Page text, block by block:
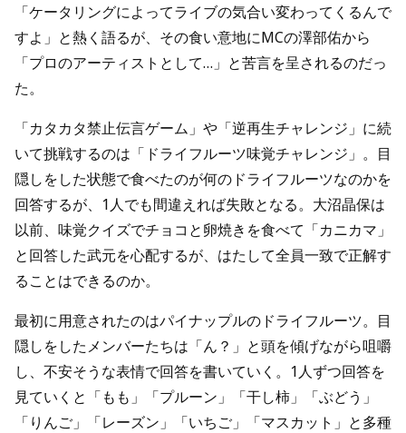
「ケータリングによってライブの気合い変わってくるんで
すよ」と熱く語るが、その食い意地にMCの澤部佑から
「プロのアーティストとして…」と苦言を呈されるのだっ
た。
「カタカタ禁止伝言ゲーム」や「逆再生チャレンジ」に続
いて挑戦するのは「ドライフルーツ味覚チャレンジ」。目
隠しをした状態で食べたのが何のドライフルーツなのかを
回答するが、1人でも間違えれば失敗となる。大沼晶保は
以前、味覚クイズでチョコと卵焼きを食べて「カニカマ」
と回答した武元を心配するが、はたして全員一致で正解す
ることはできるのか。
最初に用意されたのはパイナップルのドライフルーツ。目
隠しをしたメンバーたちは「ん？」と頭を傾げながら咀嚼
し、不安そうな表情で回答を書いていく。1人ずつ回答を
見ていくと「もも」「プルーン」「干し柿」「ぶどう」
「りんご」「レーズン」「いちご」「マスカット」と多種